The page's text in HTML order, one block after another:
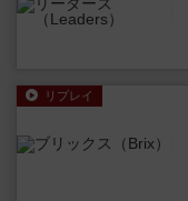
リプレイ